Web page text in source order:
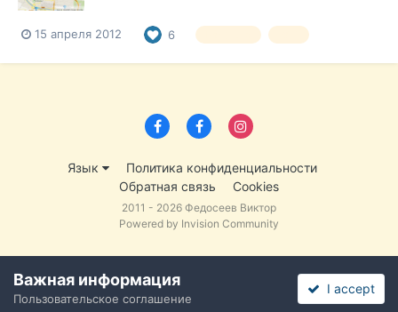
15 апреля 2012 6
Язык
Политика конфиденциальности
Обратная связь
Cookies
2011 - 2026 Федосеев Виктор
Powered by Invision Community
Важная информация
Пользовательское соглашение
I accept